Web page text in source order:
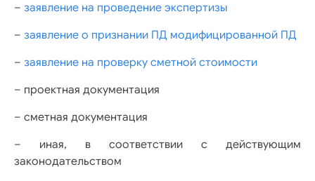
– заявление на проведение экспертизы
– заявление о признании ПД модифицированной ПД
– заявление на проверку сметной стоимости
– проектная документация
– сметная документация
– иная, в соответствии с действующим
законодательством